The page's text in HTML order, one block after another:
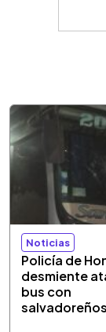
Noticias
Policía de
desmiente
bus con
salvadoreños